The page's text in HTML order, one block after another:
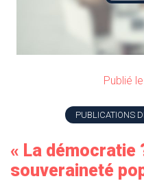
Publié
PUBLICATIONS
« La démocratie
souveraineté